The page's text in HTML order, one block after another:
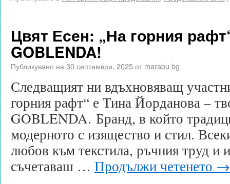
Цвят Есен: „На горния
GOBLENDA!
Публикувано на 30 септември, 2025от marabu bg
Следващият ни вдъхновяващ
горния рафт“ е Тина Йорданова –
GOBLENDA. Бранд, в който
модерното с изящество и стил.
любов към текстила, ръчния труд и
съчетаваш … Продължи четенето →